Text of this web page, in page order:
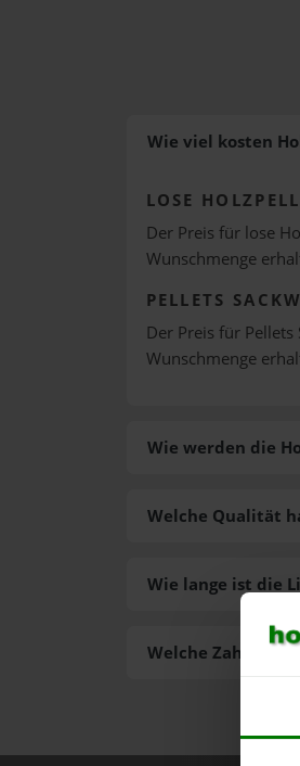
Wie viel kosten
LOSE
Der Preis für lose
Wunschmenge
PELLETS
Der Preis für Pellets
Wunschmenge
Wie werden die
Welche
Welche Qualität
Wie lange ist die